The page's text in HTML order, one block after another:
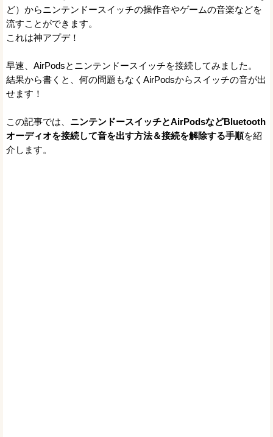
ど）からニンテンドースイッチの操作音やゲームの音楽などを
流すことができます。
これは神アプデ！
早速、AirPodsとニンテンドースイッチを接続してみました。
結果から書くと、何の問題もなくAirPodsからスイッチの音が出
せます！
この記事では、 ニンテンドースイッチとAirPodsなどBluetooth
オーディオを接続して音を出す方法＆接続を解除する手順を紹
介します。